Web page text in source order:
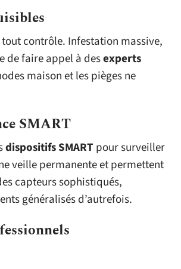
contrôle. Infestation massive,
de faire appel à desexperts
maison et les pièges ne
SMART
dispositifs SMART pour surveiller
veille permanente et permettent
capteurs sophistiqués,
généralisés d’autrefois.